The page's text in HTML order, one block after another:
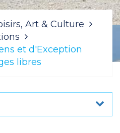
Art & Culture
et d'Exception
libres